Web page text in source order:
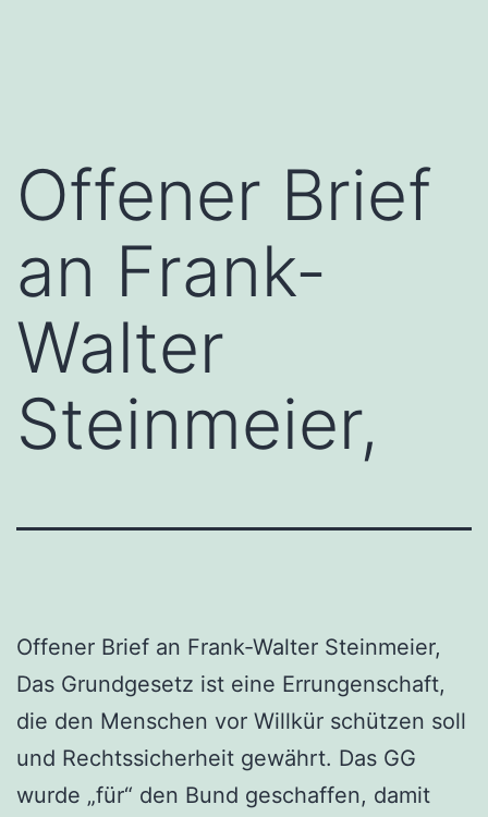
Offener Brief
an Frank-
Walter
Steinmeier,
Offener Brief an Frank-Walter Steinmeier,
Das Grundgesetz ist eine Errungenschaft,
die den Menschen vor Willkür schützen soll
und Rechtssicherheit gewährt. Das GG
wurde „für“ den Bund geschaffen, damit